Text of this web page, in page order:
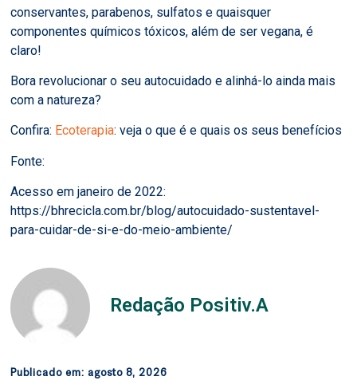
conservantes, parabenos, sulfatos e quaisquer
componentes químicos tóxicos, além de ser vegana, é
claro!
Bora revolucionar o seu autocuidado e alinhá-lo ainda mais
com a natureza?
Confira: Ecoterapia: veja o que é e quais os seus benefícios
Fonte:
Acesso em janeiro de 2022:
https://bhrecicla.com.br/blog/autocuidado-sustentavel-
para-cuidar-de-si-e-do-meio-ambiente/
Redação Positiv.A
Publicado em:agosto 8, 2026